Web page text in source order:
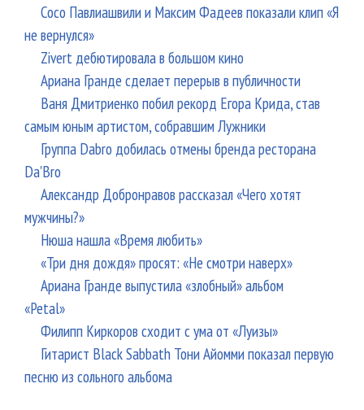
Сосо Павлиашвили и Максим Фадеев показали клип «Я
не вернулся»
Zivert дебютировала в большом кино
Ариана Гранде сделает перерыв в публичности
Ваня Дмитриенко побил рекорд Егора Крида, став
самым юным артистом, собравшим Лужники
Группа Dabro добилась отмены бренда ресторана
Da'Bro
Александр Добронравов рассказал «Чего хотят
мужчины?»
Нюша нашла «Время любить»
«Три дня дождя» просят: «Не смотри наверх»
Ариана Гранде выпустила «злобный» альбом
«Petal»
Филипп Киркоров сходит с ума от «Луизы»
Гитарист Black Sabbath Тони Айомми показал первую
песню из сольного альбома